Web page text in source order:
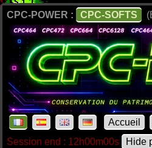
CPC-POWER : CPC-SOFTS
Accueil
Session end : 12h00m00s
Hide